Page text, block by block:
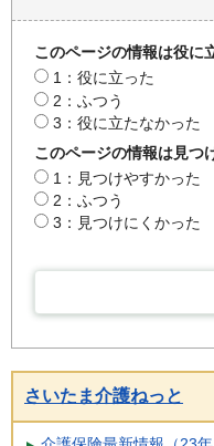
このページの情報は役に
1：役に立った
2：ふつう
3：役に立たなかった
このページの情報は見つ
1：見つけやすかった
2：ふつう
3：見つけにくかった
さいたま介護ねっと